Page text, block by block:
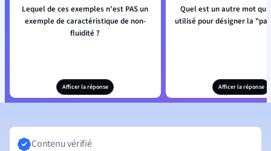
Lequel de ces exemples n'est PAS un
exemple de caractéristique de non-
fluidité ?
Afficer la réponse
Quel est un autre mot
utilisé pour désigner la
Afficer la réponse
Contenu vérifié